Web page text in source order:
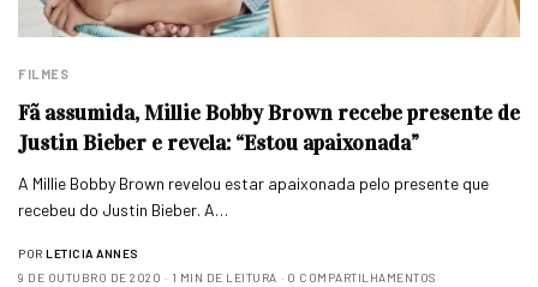
FILMES
Fã assumida, Millie Bobby Brown recebe presente de
Justin Bieber e revela: “Estou apaixonada”
A Millie Bobby Brown revelou estar apaixonada pelo presente que
recebeu do Justin Bieber. A…
POR LETICIA ANNES
9 DE OUTUBRO DE 2020
1 MIN DE LEITURA 0 COMPARTILHAMENTOS